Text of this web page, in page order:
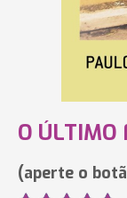
O ÚLTIMO
(aperte o